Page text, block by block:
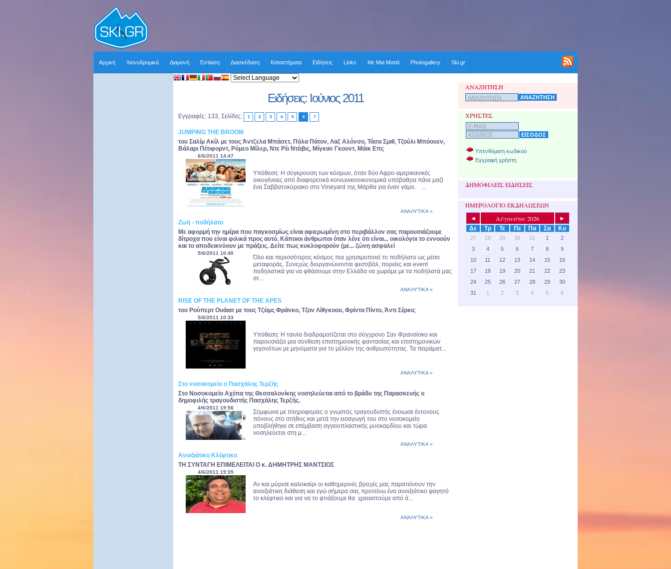
Αρχική Χιονοδρομικά Διαμονή Εστίαση Διασκέδαση Καταστήματα Ειδήσεις Links Με Μια Ματιά Photogallery Ski.gr
Ειδήσεις: Ιούνιος 2011
Εγγραφές: 133, Σελίδες: 1 2 3 4 5 6 7
JUMPING THE BROOM
του Σαλίμ Ακίλ με τους Άντζελα Μπάσετ, Πόλα Πάτον, Λαζ Αλόνσο, Τάσα Σμιθ, Τζούλι Μπόουεν,
Βάλαρι Πέτιφορντ, Ρόμεο Μίλερ, Ντε Ρέι Ντέιβις, Μίγκαν Γκουντ, Μάικ Επς
6/6/2011 14:47
Υπόθεση: Η σύγκρουση των κόσμων, όταν δύο Αφρο-αμερικανικές
οικογένειες από διαφορετικά κοινωνικοοικονομικά υπόβαθρα πάνε μαζί
ένα Σαββατοκύριακο στο Vineyard της Μάρθα για έναν γάμο. ...
ΑΝΑΛΥΤΙΚΑ »
Ζωή - ποδήλατο
Με αφορμή την ημέρα που παγκοσμίως είναι αφιερωμένη στο περιβάλλον σας παρουσιάζουμε
δίτροχα που είναι φιλικά προς αυτό. Κάποιοι άνθρωποι όταν λένε ότι είναι... οικολόγοι το εννοούν
και το αποδεικνύουν με πράξεις. Δείτε πως κυκλοφορούν (με... ζώνη ασφαλεί
5/6/2011 10:40
Όλο και περισσότερος κόσμος πια χρησιμοποιεί το ποδήλατο ως μέσο
μεταφοράς. Συνεχώς διοργανώνονται φεστιβάλ, πορείες και event
ποδηλατικά για να φθάσουμε στην Ελλάδα να χωράμε με τα ποδήλατά μας
στ...
ΑΝΑΛΥΤΙΚΑ »
RISE OF THE PLANET OF THE APES
του Ρούπερτ Ουάιατ με τους Τζέιμς Φράνκο, Τζον Λίθγκοου, Φρίντα Πίντο, Άντι Σέρκις
5/6/2011 10:33
Υπόθεση: Η ταινία διαδραματίζεται στο σύγχρονο Σαν Φρανσίσκο και
παρουσιάζει μια σύνθεση επιστημονικής φαντασίας και επιστημονικών
γεγονότων με μηνύματα για το μέλλον της ανθρωπότητας. Τα πειράματ...
ΑΝΑΛΥΤΙΚΑ »
Στο νοσοκομείο ο Πασχάλης Τερζής
Στο Νοσοκομείο Αχέπα της Θεσσαλονίκης νοσηλεύεται από το βράδυ της Παρασκευής ο
δημοφιλής τραγουδιστής Πασχάλης Τερζής.
4/6/2011 19:56
Σύμφωνα με πληροφορίες ο γνωστός τραγουδιστής ένοιωσε έντονους
πόνους στο στήθος και μετά την εισαγωγή του στο νοσοκομείο
υποβλήθηκε σε επέμβαση αγγειοπλαστικής μυοκαρδίου και τώρα
νοσηλεύεται στη μ...
ΑΝΑΛΥΤΙΚΑ »
Ανοιξιάτικο Κλέφτικο
ΤΗ ΣΥΝΤΑΓΗ ΕΠΙΜΕΛΕΙΤΑΙ Ο κ. ΔΗΜΗΤΡΗΣ ΜΑΝΤΣΙΟΣ
4/6/2011 19:35
Αν και μύρισε καλοκαίρι οι καθημερινές βροχές μας παρατείνουν την
ανοιξιάτικη διάθεση και εγώ σήμερα σας προτείνω ένα ανοιξιάτικο φαγητό
το κλέφτικο και για να το φτιάξουμε θα χρειαστούμε από ά...
ΑΝΑΛΥΤΙΚΑ »
ΑΝΑΖΗΤΗΣΗ
ΧΡΗΣΤΕΣ
Υπενθύμιση κωδικού
Εγγραφή χρήστη
ΔΗΜΟΦΙΛΕΙΣ ΕΙΔΗΣΕΙΣ
ΗΜΕΡΟΛΟΓΙΟ ΕΚΔΗΛΩΣΕΩΝ
◄ Αύγουστος 2026
►
Δε
Τρ Τε Πε Πα Σα Κυ
27 28 29 30 31 1
2
3
4 5 6 7 8
9
10
11 12 13 14 15
16
17
18 19 20 21 22
23
24
25 26 27 28 29
30
31
1 2 3 4 5 6